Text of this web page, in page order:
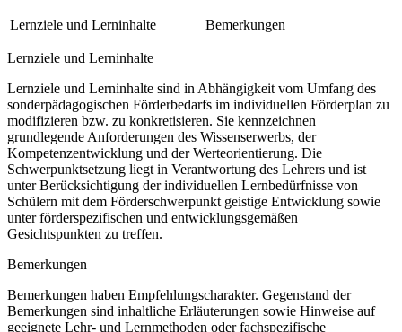
Lernziele und Lerninhalte Bemerkungen
Lernziele und Lerninhalte
Lernziele und Lerninhalte sind in Abhängigkeit vom Umfang des
sonderpädagogischen Förderbedarfs im individuellen Förderplan zu
modifizieren bzw. zu konkretisieren. Sie kennzeichnen
grundlegende Anforderungen des Wissenserwerbs, der
Kompetenzentwicklung und der Werteorientierung. Die
Schwerpunktsetzung liegt in Verantwortung des Lehrers und ist
unter Berücksichtigung der individuellen Lernbedürfnisse von
Schülern mit dem Förderschwerpunkt geistige Entwicklung sowie
unter förderspezifischen und entwicklungsgemäßen
Gesichtspunkten zu treffen.
Bemerkungen
Bemerkungen haben Empfehlungscharakter. Gegenstand der
Bemerkungen sind inhaltliche Erläuterungen sowie Hinweise auf
geeignete Lehr- und Lernmethoden oder fachspezifische